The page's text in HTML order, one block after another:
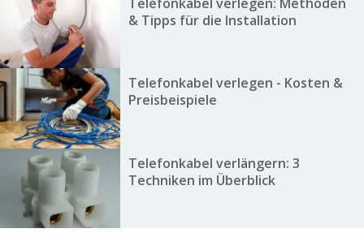
& Tipps für die Installation
Telefonkabel verlegen - Kosten &
Preisbeispiele
Telefonkabel verlängern: 3
Techniken im Überblick